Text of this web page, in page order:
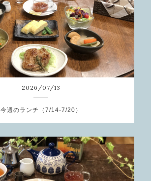
2026 /07/13
今週のランチ（7/14-7/20）